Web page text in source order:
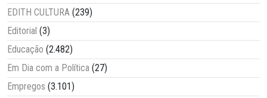
EDITH CULTURA (239)
Editorial (3)
Educação (2.482)
Em Dia com a Política (27)
Empregos (3.101)